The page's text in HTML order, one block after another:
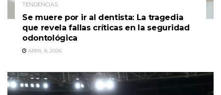
TENDENCIAS
Se muere por ir al dentista: La tragedia
que revela fallas críticas en la seguridad
odontológica
ABRIL 8, 2026